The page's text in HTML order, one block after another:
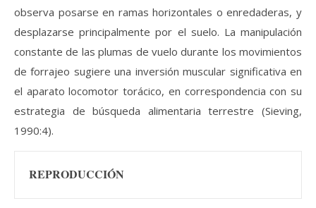
observa posarse en ramas horizontales o enredaderas, y
desplazarse principalmente por el suelo. La manipulación
constante de las plumas de vuelo durante los movimientos
de forrajeo sugiere una inversión muscular significativa en
el aparato locomotor torácico, en correspondencia con su
estrategia de búsqueda alimentaria terrestre (Sieving,
1990:4).
REPRODUCCIÓN